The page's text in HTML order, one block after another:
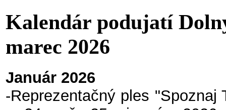
Kalendár podujatí
marec 2026
Január 2026
-Reprezentačný ples "Spoznaj